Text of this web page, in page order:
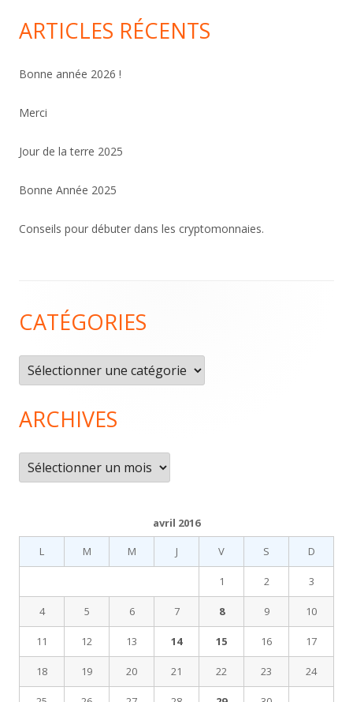
ARTICLES RÉCENTS
Bonne année 2026 !
Merci
Jour de la terre 2025
Bonne Année 2025
Conseils pour débuter dans les cryptomonnaies.
du
pied
de
page
CATÉGORIES
Catégories
ARCHIVES
Archives
avril 2016
L
M M J V S D
1 2 3
4 5 6 7 8 9 10
11 12 13 14 15 16 17
18 19 20 21 22 23 24